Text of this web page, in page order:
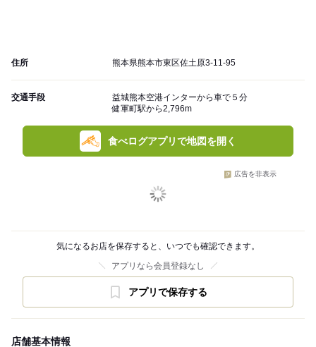
住所 熊本県熊本市東区佐土原3-11-95
交通手段
益城熊本空港インターから車で５分
健軍町駅から2,796m
食べログアプリで地図を開く
広告を非表示
気になるお店を保存すると、いつでも確認できます。
アプリなら会員登録なし
アプリで保存する
店舗基本情報